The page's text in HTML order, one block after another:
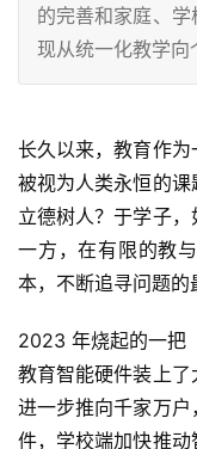
的完善和家庭、
现从统一化教学向
长久以来，教育作为
被视为人类永恒的课
立德树人？于学子
一方，在有限的教
本，不断追寻问题的
2023 年烧起的一把
教育智能硬件装上
进一步推向千家万
件，学校端加快推